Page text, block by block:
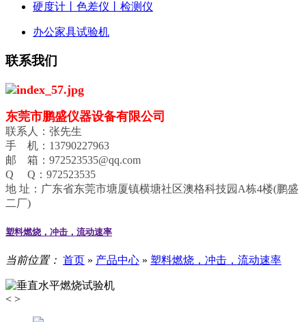
硬度计丨色差仪丨检测仪
办公家具试验机
联系我们
东莞市鹏盛仪器设备有限公司
联系人：张先生
手 机：13790227963
邮 箱：972523535@qq.com
Q Q：972523535
地 址：广东省东莞市塘厦镇横塘社区澳格科技园A栋4楼(鹏盛
二厂)
塑料燃烧，冲击，流动速率
当前位置： 首页 » 产品中心 » 塑料燃烧，冲击，流动速率
< >